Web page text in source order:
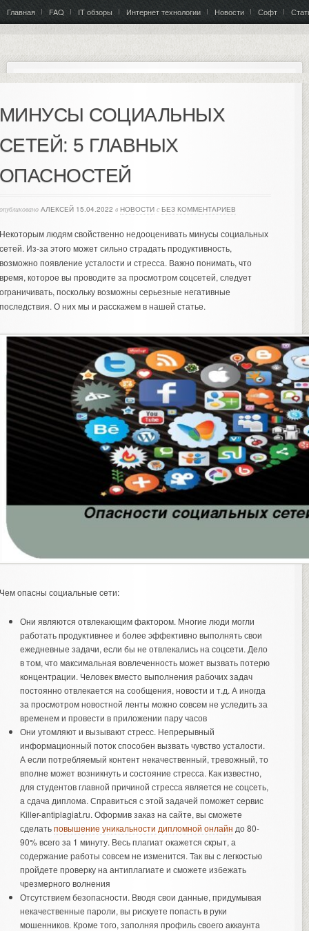
Главная FAQ IT обзоры Интернет технологии Новости Софт
СОЦИАЛЬНЫХ
5 ГЛАВНЫХ
АЛЕКСЕЙ 15.04.2022 в НОВОСТИ с БЕЗ КОММЕНТАРИЕВ
людям свойственно недооценивать минусы социальных
Из-за этого может сильно страдать продуктивность,
появление усталости и стресса. Важно понимать, что
которое вы проводите за просмотром соцсетей, следует
поскольку возможны серьезные негативные
О них мы и расскажем в нашей статье.
опасны социальные сети:
Они являются отвлекающим фактором. Многие люди могли
работать продуктивнее и более эффективно выполнять свои
ежедневные задачи, если бы не отвлекались на соцсети. Дело
в том, что максимальная вовлеченность может вызвать потерю
концентрации. Человек вместо выполнения рабочих задач
постоянно отвлекается на сообщения, новости и т.д. А иногда
за просмотром новостной ленты можно совсем не уследить за
временем и провести в приложении пару часов
Они утомляют и вызывают стресс. Непрерывный
информационный поток способен вызвать чувство усталости.
А если потребляемый контент некачественный, тревожный, то
вполне может возникнуть и состояние стресса. Как известно,
для студентов главной причиной стресса является не соцсеть,
а сдача диплома. Справиться с этой задачей поможет сервис
Killer-antiplagiat.ru. Оформив заказ на сайте, вы сможете
сделатьповышение уникальности дипломной онлайн до 80-
90% всего за 1 минуту. Весь плагиат окажется скрыт, а
содержание работы совсем не изменится. Так вы с легкостью
пройдете проверку на антиплагиате и сможете избежать
чрезмерного волнения
Отсутствием безопасности. Вводя свои данные, придумывая
некачественные пароли, вы рискуете попасть в руки
мошенников. Кроме того, заполняя профиль своего аккаунта